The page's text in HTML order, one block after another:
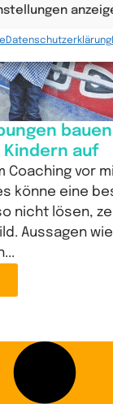
Datenschutzerklärung
Kindern auf
Coaching vor
könne eine
nicht lösen,
Aussagen wie